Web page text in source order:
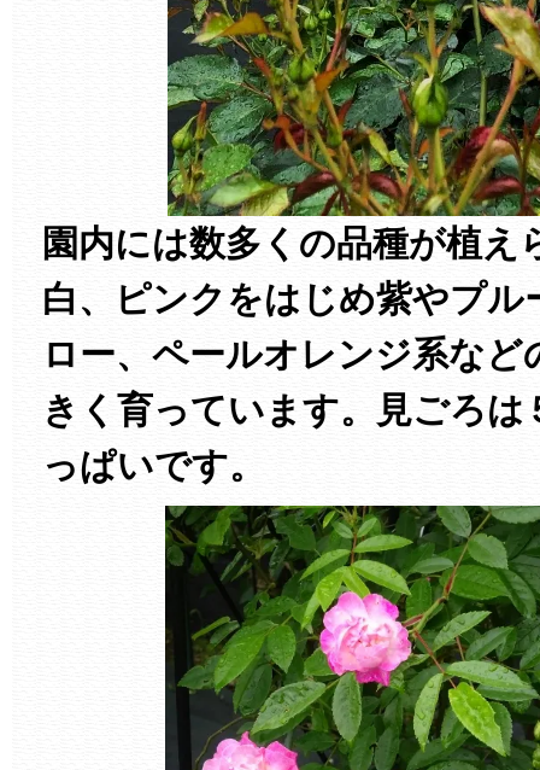
園内には数多くの品種が植え
白、ピンクをはじめ紫やプル
ロー、ペールオレンジ系など
きく育っています。見ごろは
っぱいです。